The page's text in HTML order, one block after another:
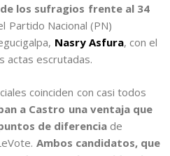
los sufragios frente al 34
Partido Nacional (PN)
Nasry Asfura, con el
actas escrutadas.
coinciden con casi todos
a Castro una ventaja que
de diferencia de
Ambos candidatos, que